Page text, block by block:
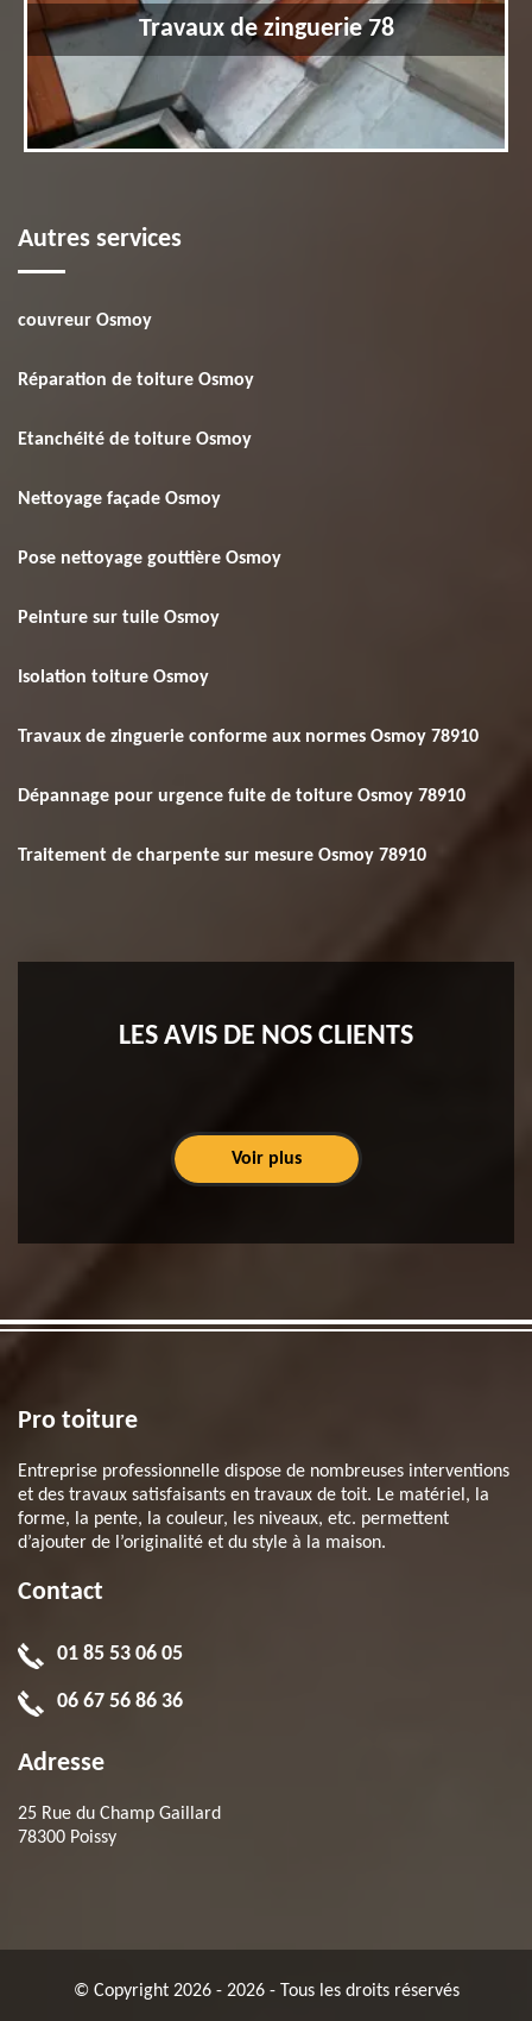
Travaux de zinguerie 78
Autres services
couvreur Osmoy
Réparation de toiture Osmoy
Etanchéité de toiture Osmoy
Nettoyage façade Osmoy
Pose nettoyage gouttière Osmoy
Peinture sur tuile Osmoy
Isolation toiture Osmoy
Travaux de zinguerie conforme aux normes Osmoy 78910
Dépannage pour urgence fuite de toiture Osmoy 78910
Traitement de charpente sur mesure Osmoy 78910
LES AVIS DE NOS CLIENTS
Voir plus
Pro toiture
Entreprise professionnelle dispose de nombreuses interventions
et des travaux satisfaisants en travaux de toit. Le matériel, la
forme, la pente, la couleur, les niveaux, etc. permettent
d’ajouter de l’originalité et du style à la maison.
Contact
01 85 53 06 05
06 67 56 86 36
Adresse
25 Rue du Champ Gaillard
78300 Poissy
© Copyright 2026 - 2026 - Tous les droits réservés